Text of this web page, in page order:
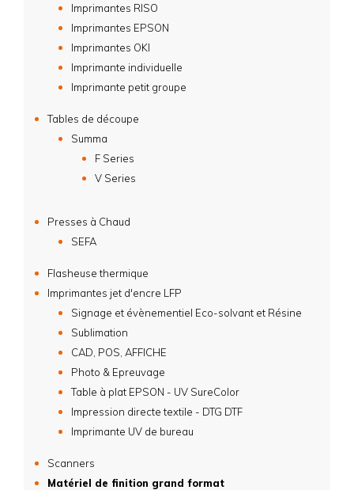
Imprimantes RISO
Imprimantes EPSON
Imprimantes OKI
Imprimante individuelle
Imprimante petit groupe
Tables de découpe
Summa
F Series
V Series
Presses à Chaud
SEFA
Flasheuse thermique
Imprimantes jet d'encre LFP
Signage et évènementiel Eco-solvant et Résine
Sublimation
CAD, POS, AFFICHE
Photo & Epreuvage
Table à plat EPSON - UV SureColor
Impression directe textile - DTG DTF
Imprimante UV de bureau
Scanners
Matériel de finition grand format